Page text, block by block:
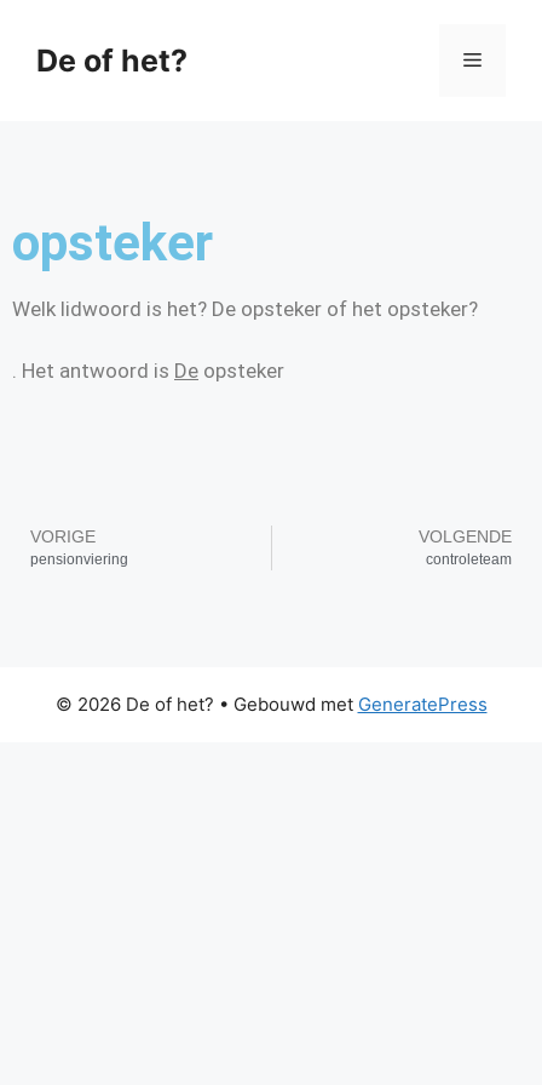
De of het?
opsteker
Welk lidwoord is het? De opsteker of het opsteker?
. Het antwoord is De opsteker
VORIGE
pensionviering
VOLGENDE
controleteam
© 2026 De of het? • Gebouwd met GeneratePress